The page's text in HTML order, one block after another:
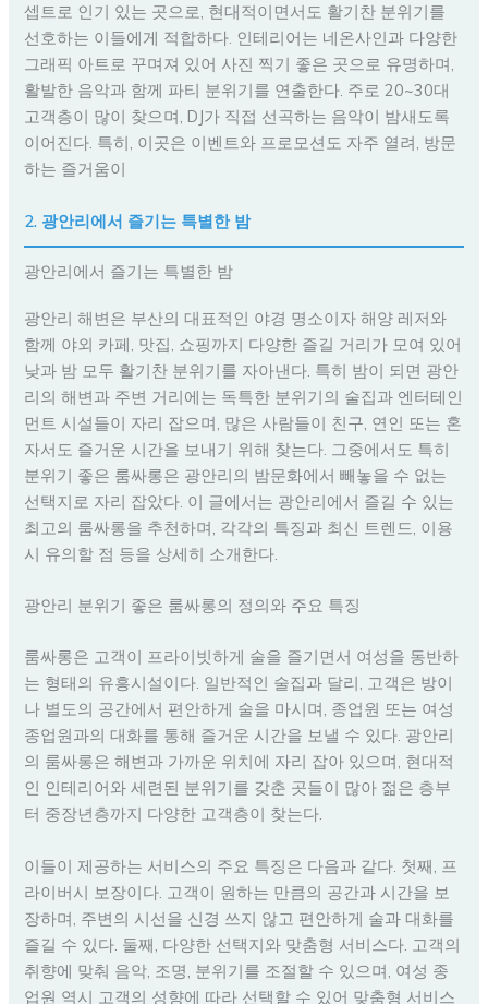
셉트로 인기 있는 곳으로, 현대적이면서도 활기찬 분위기를
선호하는 이들에게 적합하다. 인테리어는 네온사인과 다양한
그래픽 아트로 꾸며져 있어 사진 찍기 좋은 곳으로 유명하며,
활발한 음악과 함께 파티 분위기를 연출한다. 주로 20~30대
고객층이 많이 찾으며, DJ가 직접 선곡하는 음악이 밤새도록
이어진다. 특히, 이곳은 이벤트와 프로모션도 자주 열려, 방문
하는 즐거움이
2. 광안리에서 즐기는 특별한 밤
광안리에서 즐기는 특별한 밤
광안리 해변은 부산의 대표적인 야경 명소이자 해양 레저와
함께 야외 카페, 맛집, 쇼핑까지 다양한 즐길 거리가 모여 있어
낮과 밤 모두 활기찬 분위기를 자아낸다. 특히 밤이 되면 광안
리의 해변과 주변 거리에는 독특한 분위기의 술집과 엔터테인
먼트 시설들이 자리 잡으며, 많은 사람들이 친구, 연인 또는 혼
자서도 즐거운 시간을 보내기 위해 찾는다. 그중에서도 특히
분위기 좋은 룸싸롱은 광안리의 밤문화에서 빼놓을 수 없는
선택지로 자리 잡았다. 이 글에서는 광안리에서 즐길 수 있는
최고의 룸싸롱을 추천하며, 각각의 특징과 최신 트렌드, 이용
시 유의할 점 등을 상세히 소개한다.
광안리 분위기 좋은 룸싸롱의 정의와 주요 특징
룸싸롱은 고객이 프라이빗하게 술을 즐기면서 여성을 동반하
는 형태의 유흥시설이다. 일반적인 술집과 달리, 고객은 방이
나 별도의 공간에서 편안하게 술을 마시며, 종업원 또는 여성
종업원과의 대화를 통해 즐거운 시간을 보낼 수 있다. 광안리
의 룸싸롱은 해변과 가까운 위치에 자리 잡아 있으며, 현대적
인 인테리어와 세련된 분위기를 갖춘 곳들이 많아 젊은 층부
터 중장년층까지 다양한 고객층이 찾는다.
이들이 제공하는 서비스의 주요 특징은 다음과 같다. 첫째, 프
라이버시 보장이다. 고객이 원하는 만큼의 공간과 시간을 보
장하며, 주변의 시선을 신경 쓰지 않고 편안하게 술과 대화를
즐길 수 있다. 둘째, 다양한 선택지와 맞춤형 서비스다. 고객의
취향에 맞춰 음악, 조명, 분위기를 조절할 수 있으며, 여성 종
업원 역시 고객의 성향에 따라 선택할 수 있어 맞춤형 서비스